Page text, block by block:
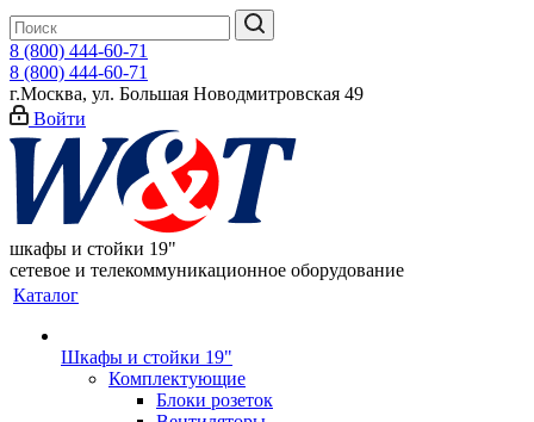
8 (800) 444-60-71
8 (800) 444-60-71
г.Москва, ул. Большая Новодмитровская 49
Войти
шкафы и стойки 19"
сетевое и телекоммуникационное оборудование
Каталог
Шкафы и стойки 19"
Комплектующие
Блоки розеток